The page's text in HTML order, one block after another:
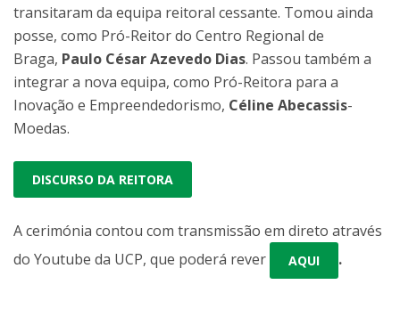
transitaram da equipa reitoral cessante. Tomou ainda
posse, como Pró-Reitor do Centro Regional de
Braga, Paulo César Azevedo Dias. Passou também a
integrar a nova equipa, como Pró-Reitora para a
Inovação e Empreendedorismo, Céline Abecassis-
Moedas.
DISCURSO DA REITORA
A cerimónia contou com transmissão em direto através
do Youtube da UCP, que poderá rever
AQUI .